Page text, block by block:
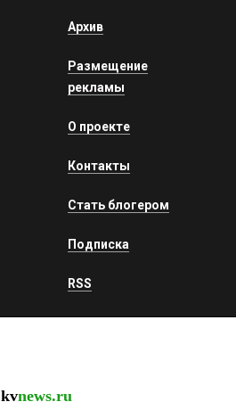
Архив
Размещение
рекламы
О проекте
Контакты
Стать блогером
Подписка
RSS
kvnews.ru